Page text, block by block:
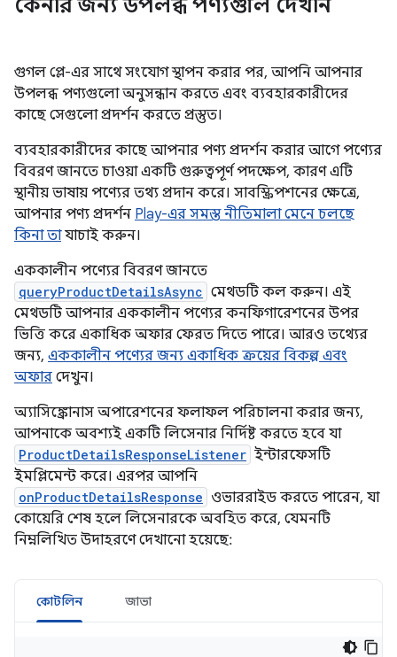
কেনার জন্য উপলব্ধ পণ্যগুলি দেখান
গুগল প্লে-এর সাথে সংযোগ স্থাপন করার পর, আপনি আপনার
উপলব্ধ পণ্যগুলো অনুসন্ধান করতে এবং ব্যবহারকারীদের
কাছে সেগুলো প্রদর্শন করতে প্রস্তুত।
ব্যবহারকারীদের কাছে আপনার পণ্য প্রদর্শন করার আগে পণ্যের
বিবরণ জানতে চাওয়া একটি গুরুত্বপূর্ণ পদক্ষেপ, কারণ এটি
স্থানীয় ভাষায় পণ্যের তথ্য প্রদান করে। সাবস্ক্রিপশনের ক্ষেত্রে,
আপনার পণ্য প্রদর্শন Play-এর সমস্ত নীতিমালা মেনে চলছে
কিনা তাযাচাই করুন।
এককালীন পণ্যের বিবরণ জানতে
queryProductDetailsAsync মেথডটি কল করুন। এই
মেথডটি আপনার এককালীন পণ্যের কনফিগারেশনের উপর
ভিত্তি করে একাধিক অফার ফেরত দিতে পারে। আরও তথ্যের
জন্য, এককালীন পণ্যের জন্য একাধিক ক্রয়ের বিকল্প এবং
অফার দেখুন।
অ্যাসিঙ্ক্রোনাস অপারেশনের ফলাফল পরিচালনা করার জন্য,
আপনাকে অবশ্যই একটি লিসেনার নির্দিষ্ট করতে হবে যা
ProductDetailsResponseListener ইন্টারফেসটি
ইমপ্লিমেন্ট করে। এরপর আপনি
onProductDetailsResponse ওভাররাইড করতে পারেন, যা
কোয়েরি শেষ হলে লিসেনারকে অবহিত করে, যেমনটি
নিম্নলিখিত উদাহরণে দেখানো হয়েছে:
কোটলিন জাভা